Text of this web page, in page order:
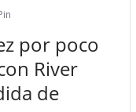
por poco
River
de